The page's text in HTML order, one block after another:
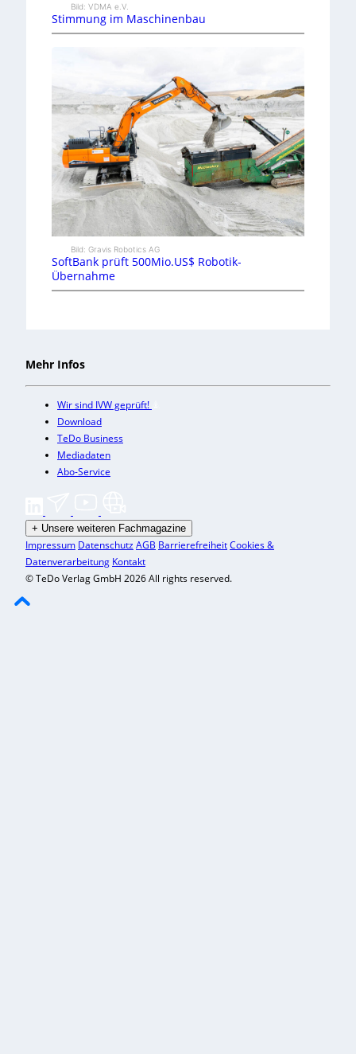
Bild: VDMA e.V.
Stimmung im Maschinenbau
Bild: Gravis Robotics AG
SoftBank prüft 500Mio.US$ Robotik-
Übernahme
Mehr Infos
Wir sind IVW geprüft!
Download
TeDo Business
Mediadaten
Abo-Service
+ Unsere weiteren Fachmagazine
Impressum DatenschutzAGB BarrierefreiheitCookies &
Datenverarbeitung Kontakt
© TeDo Verlag GmbH 2026 All rights reserved.